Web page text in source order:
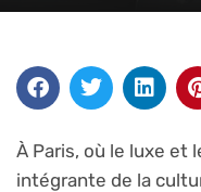
À Paris, où le luxe et
intégrante de la